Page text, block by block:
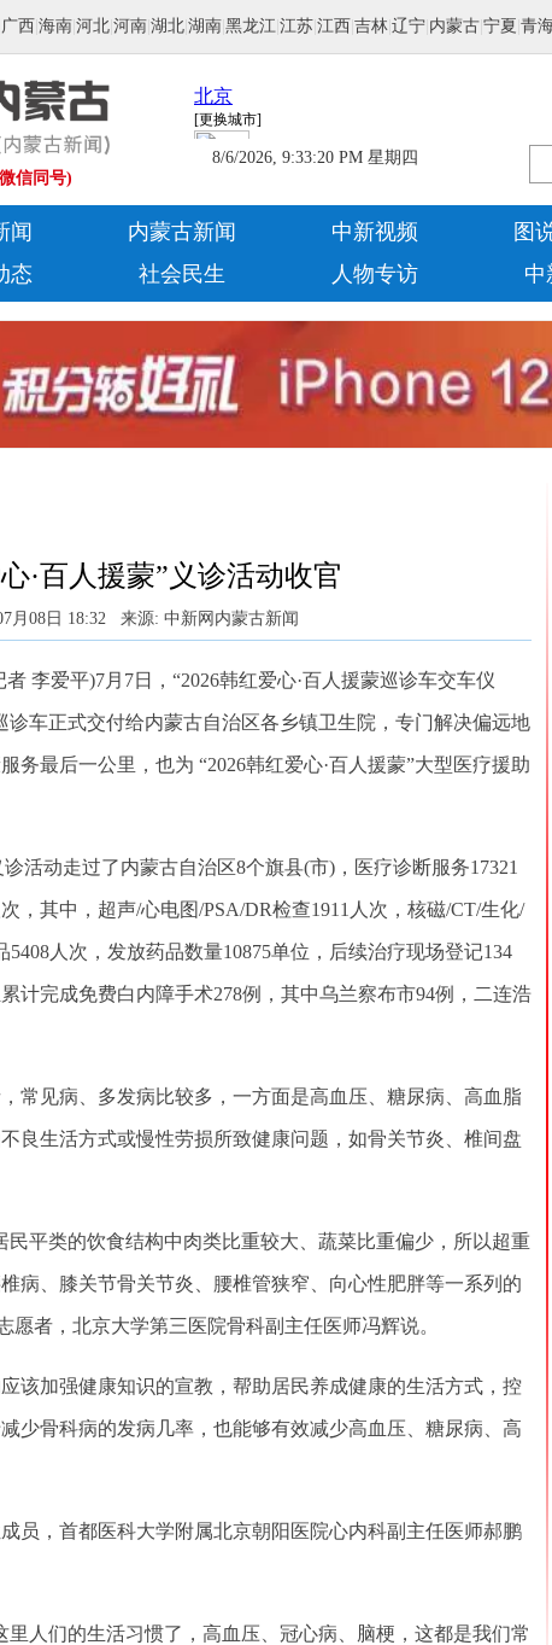
广西 海南 河北 河南 湖北 湖南 黑龙江 江苏 江西 吉林 辽宁 内蒙古 宁夏 青
信同号)
8/6/2026, 9:33:20 PM 星期四
闻 内蒙古新闻 中新视频 图
态
社会民生 人物专访 中
·百人援蒙”义诊活动收官
月08日 18:32 来源: 中新网内蒙古新闻
爱平)7月7日，“2026韩红爱心·百人援蒙巡诊车交车仪
诊车正式交付给内蒙古自治区各乡镇卫生院，专门解决偏远地
务最后一公里，也为 “2026韩红爱心·百人援蒙”大型医疗援助
动走过了内蒙古自治区8个旗县(市)，医疗诊断服务17321
，其中，超声/心电图/PSA/DR检查1911人次，核磁/CT/生化/
人次，发放药品数量10875单位，后续治疗现场登记134
计完成免费白内障手术278例，其中乌兰察布市94例，二连浩
见病、多发病比较多，一方面是高血压、糖尿病、高血脂
良生活方式或慢性劳损所致健康问题，如骨关节炎、椎间盘
平类的饮食结构中肉类比重较大、蔬菜比重偏少，所以超重
病、膝关节骨关节炎、腰椎管狭窄、向心性肥胖等一系列的
愿者，北京大学第三医院骨科副主任医师冯辉说。
加强健康知识的宣教，帮助居民养成健康的生活方式，控
少骨科病的发病几率，也能够有效减少高血压、糖尿病、高
，首都医科大学附属北京朝阳医院心内科副主任医师郝鹏
人们的生活习惯了，高血压、冠心病、脑梗，这都是我们常